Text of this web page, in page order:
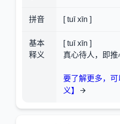
拼音 [ tuī xīn ]
基本
释义
[ tuī xīn ]
真心待人，即推
要了解更多，
义】